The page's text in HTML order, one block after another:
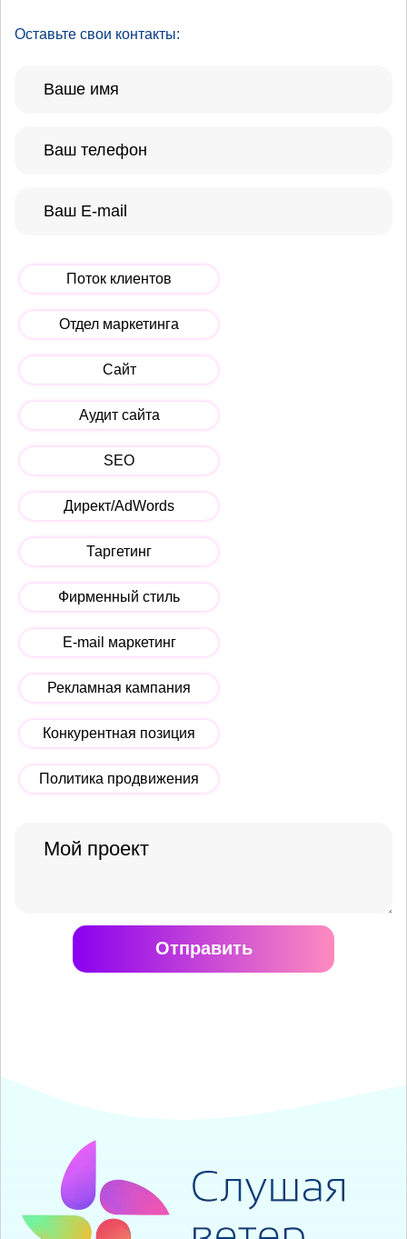
Оставьте свои контакты:
Поток клиентов
Отдел маркетинга
Сайт
Аудит сайта
SEO
Директ/AdWords
Таргетинг
Фирменный стиль
E-mail маркетинг
Рекламная кампания
Конкурентная позиция
Политика продвижения
Отправить